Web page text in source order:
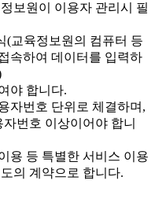
보원이 이용자 관리시 필
(교육정보원의 컴퓨터 등
속하여 데이터를 입력하
야 합니다.
자번호 단위로 체결하며,
번호 이상이어야 합니
용 등 특별한 서비스 이용
의 계약으로 합니다.